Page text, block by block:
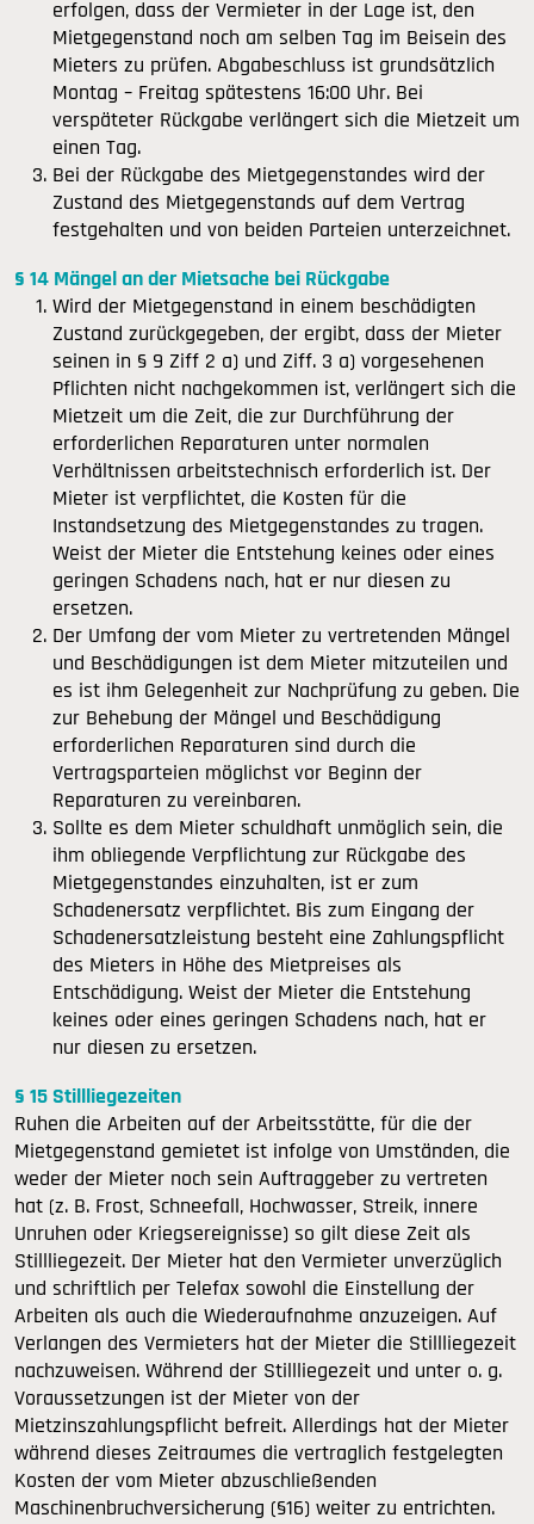
erfolgen, dass der Vermieter in der Lage ist, den
Mietgegenstand noch am selben Tag im Beisein des
Mieters zu prüfen. Abgabeschluss ist grundsätzlich
Montag – Freitag spätestens 16:00 Uhr. Bei
verspäteter Rückgabe verlängert sich die Mietzeit um
einen Tag.
Bei der Rückgabe des Mietgegenstandes wird der
Zustand des Mietgegenstands auf dem Vertrag
festgehalten und von beiden Parteien unterzeichnet.
§ 14 Mängel an der Mietsache bei Rückgabe
Wird der Mietgegenstand in einem beschädigten
Zustand zurückgegeben, der ergibt, dass der Mieter
seinen in § 9 Ziff 2 a) und Ziff. 3 a) vorgesehenen
Pflichten nicht nachgekommen ist, verlängert sich die
Mietzeit um die Zeit, die zur Durchführung der
erforderlichen Reparaturen unter normalen
Verhältnissen arbeitstechnisch erforderlich ist. Der
Mieter ist verpflichtet, die Kosten für die
Instandsetzung des Mietgegenstandes zu tragen.
Weist der Mieter die Entstehung keines oder eines
geringen Schadens nach, hat er nur diesen zu
ersetzen.
Der Umfang der vom Mieter zu vertretenden Mängel
und Beschädigungen ist dem Mieter mitzuteilen und
es ist ihm Gelegenheit zur Nachprüfung zu geben. Die
zur Behebung der Mängel und Beschädigung
erforderlichen Reparaturen sind durch die
Vertragsparteien möglichst vor Beginn der
Reparaturen zu vereinbaren.
Sollte es dem Mieter schuldhaft unmöglich sein, die
ihm obliegende Verpflichtung zur Rückgabe des
Mietgegenstandes einzuhalten, ist er zum
Schadenersatz verpflichtet. Bis zum Eingang der
Schadenersatzleistung besteht eine Zahlungspflicht
des Mieters in Höhe des Mietpreises als
Entschädigung. Weist der Mieter die Entstehung
keines oder eines geringen Schadens nach, hat er
nur diesen zu ersetzen.
§ 15 Stillliegezeiten
Ruhen die Arbeiten auf der Arbeitsstätte, für die der
Mietgegenstand gemietet ist infolge von Umständen, die
weder der Mieter noch sein Auftraggeber zu vertreten
hat (z. B. Frost, Schneefall, Hochwasser, Streik, innere
Unruhen oder Kriegsereignisse) so gilt diese Zeit als
Stillliegezeit. Der Mieter hat den Vermieter unverzüglich
und schriftlich per Telefax sowohl die Einstellung der
Arbeiten als auch die Wiederaufnahme anzuzeigen. Auf
Verlangen des Vermieters hat der Mieter die Stillliegezeit
nachzuweisen. Während der Stillliegezeit und unter o. g.
Voraussetzungen ist der Mieter von der
Mietzinszahlungspflicht befreit. Allerdings hat der Mieter
während dieses Zeitraumes die vertraglich festgelegten
Kosten der vom Mieter abzuschließenden
Maschinenbruchversicherung (§16) weiter zu entrichten.